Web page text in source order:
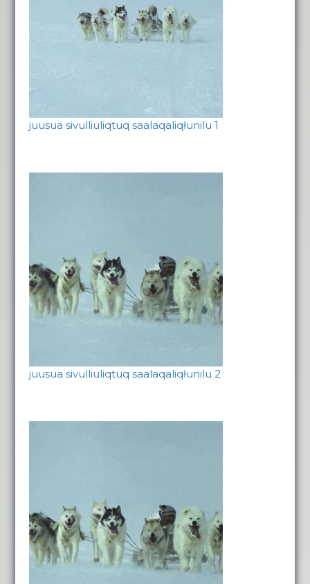
juusua sivulliuliqtuq saalaqaliqłunilu 1
juusua sivulliuliqtuq saalaqaliqłunilu 2